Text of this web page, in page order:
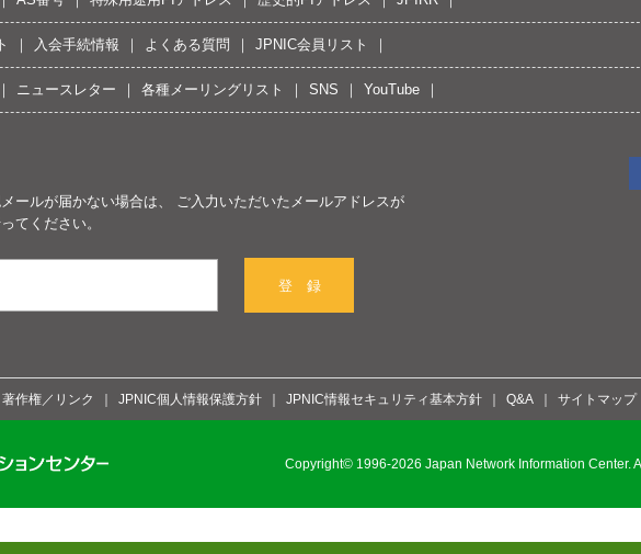
入会手続情報 よくある質問 JPNIC会員リスト
ニュースレター 各種メーリングリスト SNS YouTube
ールが届かない場合は、 ご入力いただいたメールアドレスが
てください。
登 録
著作権／リンク JPNIC個人情報保護方針 JPNIC情報セキュリティ基本方針 Q&A サイトマップ
Copyright© 1996-2026 Japan Network Information Center.